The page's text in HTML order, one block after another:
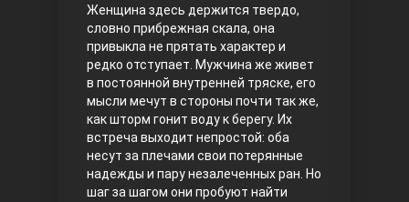
Любовь напрокат
Женщина здесь держится твердо,
словно прибрежная скала, она
привыкла не прятать характер и
редко отступает. Мужчина же живет
в постоянной внутренней тряске, его
мысли мечут в стороны почти так же,
как шторм гонит воду к берегу. Их
встреча выходит непростой: оба
несут за плечами свои потерянные
надежды и пару незалеченных ран. Но
шаг за шагом они пробуют найти